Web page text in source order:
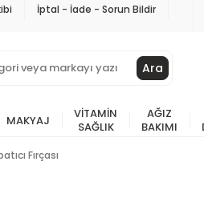
İptal - İade - Sorun Bildir
Ara
MAKYAJ
VITAMIN
SAĞLIK
AĞIZ
BAKIMI
Fırçası